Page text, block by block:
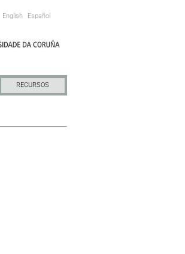
English Español
RECURSOS